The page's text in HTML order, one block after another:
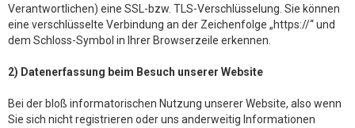
Verantwortlichen) eine SSL-bzw. TLS-Verschlüsselung. Sie können
eine verschlüsselte Verbindung an der Zeichenfolge „https://“ und
dem Schloss-Symbol in Ihrer Browserzeile erkennen.
2) Datenerfassung beim Besuch unserer Website
Bei der bloß informatorischen Nutzung unserer Website, also wenn
Sie sich nicht registrieren oder uns anderweitig Informationen